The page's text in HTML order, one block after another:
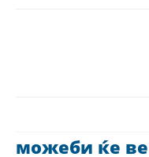
можеби ќе